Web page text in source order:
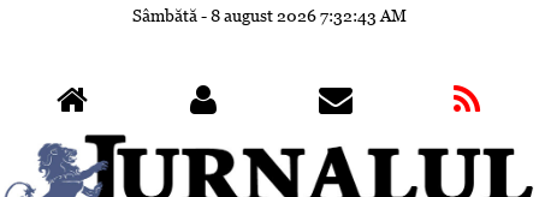
Sâmbătă - 8 august 20267:32:46 AM